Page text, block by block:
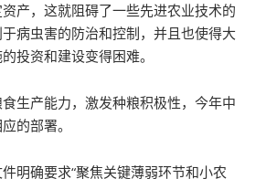
产，这就阻碍了一些先进农业技术的
病虫害的防治和控制，并且也使得大
投资和建设变得困难。
生产能力，激发种粮积极性，今年中
的部署。
明确要求“聚焦关键薄弱环节和小农